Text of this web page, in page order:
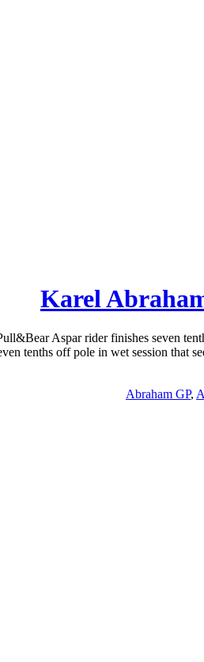
Karel
Aspar rider finishes seven
tenths off pole in wet session that
Abraham GP,